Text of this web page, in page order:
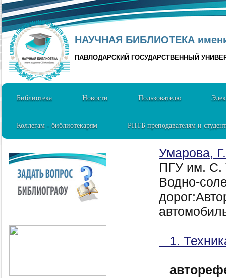
НАУЧНАЯ БИБЛИОТЕКА
ПАВЛОДАРСКИЙ ГОСУДАРСТВЕННЫЙ
Библиотека Новости Пользователю
Коллегам - библиотекарям РНТБ преподавателям и
Умарова,
ПГУ им. С.
Водно-
1.